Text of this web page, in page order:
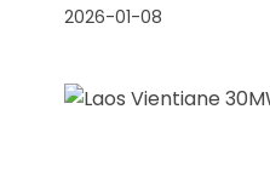
2026-01-08